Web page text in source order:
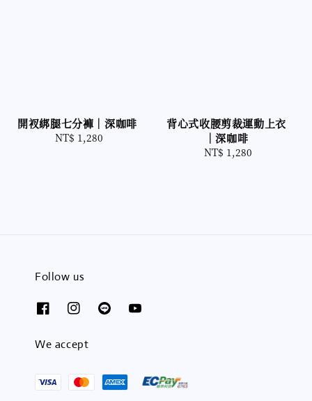
開衩綁腿七分褲｜深咖啡
Regular
NT$ 1,280
背心式收腰剪裁運動上衣
｜深咖啡
Regular
NT$ 1,280
Follow us
We accept